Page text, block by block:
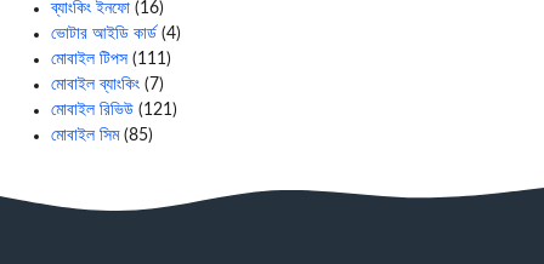
ব্যাংকিং ইনফো (16)
ভোটার আইডি কার্ড (4)
মোবাইল টিপস (111)
মোবাইল ব্যাংকিং (7)
মোবাইল রিভিউ (121)
মোবাইল সিম(85)